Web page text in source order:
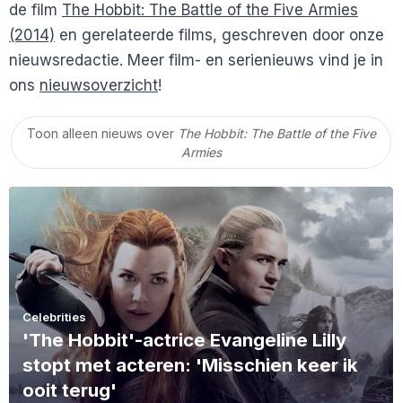
de film The Hobbit: The Battle of the Five Armies
(2014) en gerelateerde films, geschreven door onze
nieuwsredactie. Meer film- en serienieuws vind je in
ons nieuwsoverzicht!
Toon alleen nieuws over The Hobbit: The Battle of the Five
Armies
Celebrities
'The Hobbit'-actrice Evangeline Lilly
stopt met acteren: 'Misschien keer ik
ooit terug'